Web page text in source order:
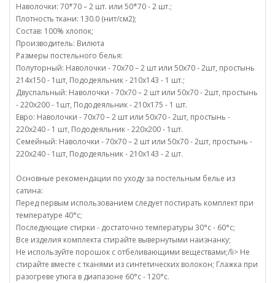
Наволочки: 70*70 – 2 шт. или 50*70 - 2 шт.;
Плотность ткани: 130.0 (нит/см2);
Состав: 100% хлопок;
Производитель: Вилюта
Размеры постельного белья:
Полуторный: Наволочки - 70х70 – 2 шт или 50х70 - 2шт, простынь
214х150 - 1шт, Пододеяльник - 210х143 - 1 шт.;
Двуспальный: Наволочки - 70х70 – 2 шт или 50х70 - 2шт, простынь
- 220х200 - 1шт, Пододеяльник - 210х175 - 1 шт.
Евро: Наволочки - 70х70 – 2 шт или 50х70 - 2шт, простынь -
220х240 - 1 шт, Пододеяльник - 220х200 - 1шт.
Семейный: Наволочки - 70х70 – 2 шт или 50х70 - 2шт, простынь -
220х240 - 1шт, Пододеяльник - 210х143 - 2 шт.
Основные рекомендации по уходу за постельным белье из
сатина:
Перед первым использованием следует постирать комплект при
температуре 40°c;
Последующие стирки - достаточно температуры 30°c - 60°c;
Все изделия комплекта стирайте вывернутыми наизнанку;
Не используйте порошок с отбеливающими веществами;/li> Не
стирайте вместе с тканями из синтетических волокон; Глажка при
разогреве утюга в диапазоне 60°c - 120°c.